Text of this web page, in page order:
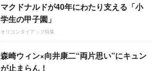
マクドナルドが40年にわたり支える「小
学生の甲子園」
オリコンタイアップ特集
森崎ウィン×向井康二“両片思い”にキュン
が止まらん！